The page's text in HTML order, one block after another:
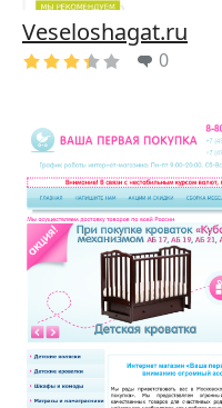
Veseloshagat.ru
0